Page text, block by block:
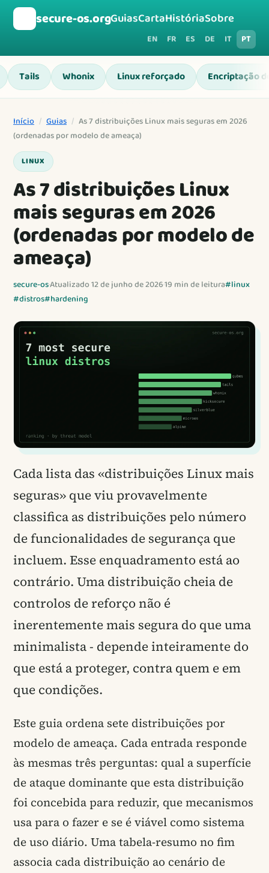
secure-os.orgGuiasCartaHistóriaSobre
EN FR ES DE IT PT
Tails Whonix Linux reforçado Encriptação
Início / Guias / As 7 distribuições Linux mais seguras em 2026
(ordenadas por modelo de ameaça)
LINUX
As 7 distribuições Linux
mais seguras em 2026
(ordenadas por modelo de
ameaça)
secure-os·Atualizado 12 de junho de 2026·19 min de leitura#linux
#distros#hardening
Cada lista das «distribuições Linux mais
seguras» que viu provavelmente
classifica as distribuições pelo número
de funcionalidades de segurança que
incluem. Esse enquadramento está ao
contrário. Uma distribuição cheia de
controlos de reforço não é
inerentemente mais segura do que uma
minimalista - depende inteiramente do
que está a proteger, contra quem e em
que condições.
Este guia ordena sete distribuições por
modelo de ameaça. Cada entrada responde
às mesmas três perguntas: qual a superfície
de ataque dominante que esta distribuição
foi concebida para reduzir, que mecanismos
usa para o fazer e se é viável como sistema
de uso diário. Uma tabela-resumo no fim
associa cada distribuição ao cenário de